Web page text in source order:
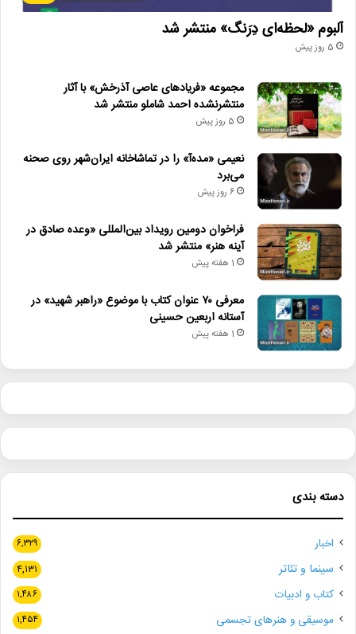
آلبوم «لحظه‌ای دِرَنگ» منتشر شد
5 روز پیش
مجموعه «فریادهای عاصی آذرخش» با آثار
منتشرنشده احمد شاملو منتشر شد
5 روز پیش
نعیمی «مده‌آ» را در تماشاخانه ایران‌شهر روی صحنه
می‌برد
6 روز پیش
فراخوان دومین رویداد بین‌المللی «وعده صادق در
آینه هنر» منتشر شد
1 هفته پیش
معرفی ۷۰ عنوان کتاب با موضوع «راهبر شهید» در
آستانه اربعین حسینی
1 هفته پیش
دسته بندی
اخبار ۶,۳۲۹
سینما و تئاتر ۴,۱۳۱
کتاب و ادبیات ۱,۴۸۶
موسیقی و هنرهای تجسمی ۱,۴۵۴